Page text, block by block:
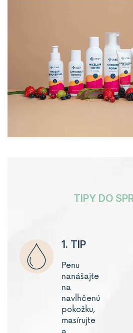
TIPY DO
1. TIP
Penu
nanášajte
na
navlhčenú
pokožku,
masírujte